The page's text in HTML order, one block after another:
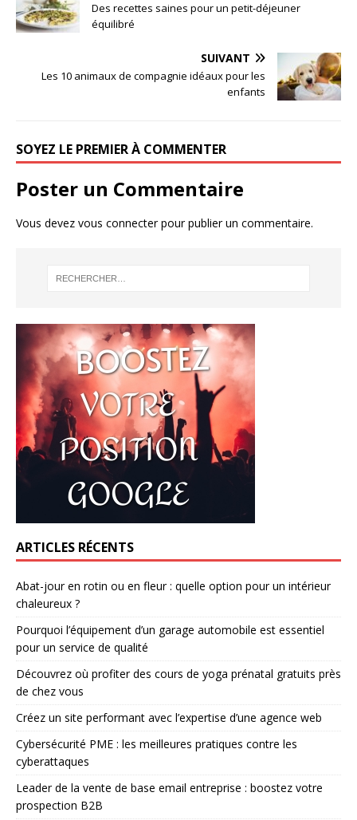
Des recettes saines pour un petit-déjeuner
équilibré
SUIVANT
Les 10 animaux de compagnie idéaux pour les
enfants
SOYEZ LE PREMIER À COMMENTER
Poster un Commentaire
Vous devez vous connecterpour publier un commentaire.
ARTICLES RÉCENTS
Abat-jour en rotin ou en fleur : quelle option pour un intérieur
chaleureux ?
Pourquoi l’équipement d’un garage automobile est essentiel
pour un service de qualité
Découvrez où profiter des cours de yoga prénatal gratuits près
de chez vous
Créez un site performant avec l’expertise d’une agence web
Cybersécurité PME : les meilleures pratiques contre les
cyberattaques
Leader de la vente de base email entreprise : boostez votre
prospection B2B